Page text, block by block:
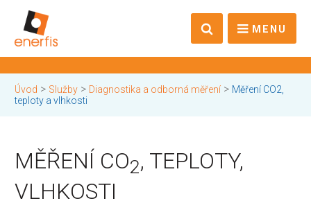
MENU
Úvod > Služby > Diagnostika a odborná měření > Měření CO2,
teploty a vlhkosti
MĚŘENÍ CO2, TEPLOTY,
VLHKOSTI